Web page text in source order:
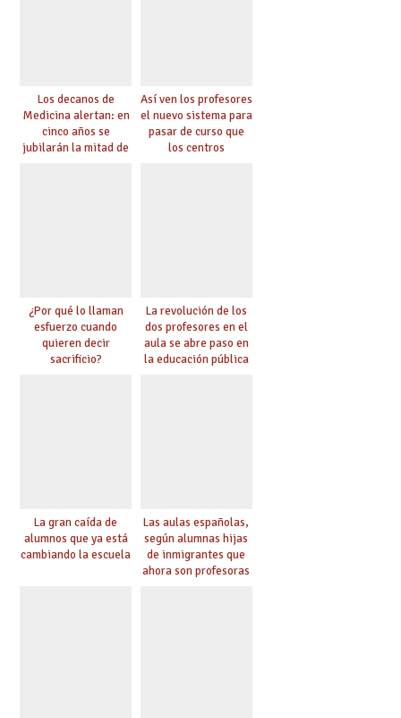
Los decanos de
Medicina alertan: en
cinco años se
jubilarán la mitad de
Así ven los profesores
el nuevo sistema para
pasar de curso que
los centros
¿Por qué lo llaman
esfuerzo cuando
quieren decir
sacrificio?
La revolución de los
dos profesores en el
aula se abre paso en
la educación pública
La gran caída de
alumnos que ya está
cambiando la escuela
Las aulas españolas,
según alumnas hijas
de inmigrantes que
ahora son profesoras